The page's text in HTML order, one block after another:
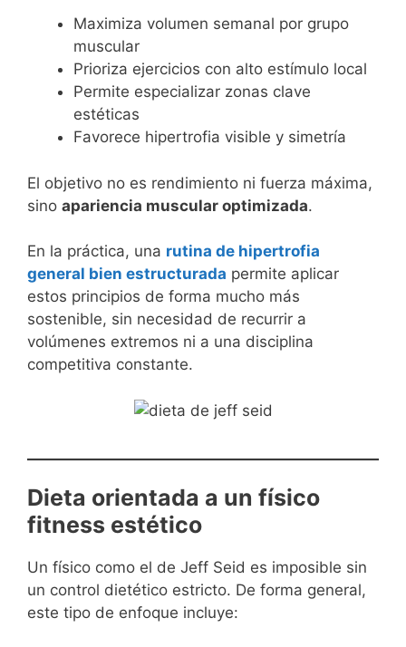
Maximiza volumen semanal por grupo
muscular
Prioriza ejercicios con alto estímulo local
Permite especializar zonas clave
estéticas
Favorece hipertrofia visible y simetría
El objetivo no es rendimiento ni fuerza máxima,
sino apariencia muscular optimizada.
En la práctica, una rutina de hipertrofia
general bien estructurada permite aplicar
estos principios de forma mucho más
sostenible, sin necesidad de recurrir a
volúmenes extremos ni a una disciplina
competitiva constante.
Dieta orientada a un físico
fitness estético
Un físico como el de Jeff Seid es imposible sin
un control dietético estricto. De forma general,
este tipo de enfoque incluye: